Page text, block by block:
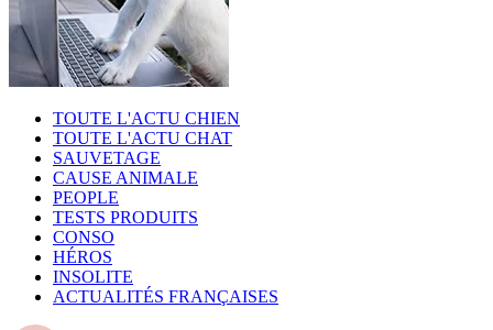
TOUTE L'ACTU CHIEN
TOUTE L'ACTU CHAT
SAUVETAGE
CAUSE ANIMALE
PEOPLE
TESTS PRODUITS
CONSO
HÉROS
INSOLITE
ACTUALITÉS FRANÇAISES